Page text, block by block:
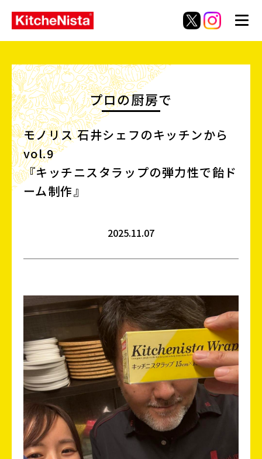
プロの厨房で
モノリス 石井シェフのキッチンから
vol.9
『キッチニスタラップの弾力性で飴ド
ーム制作』
2025.11.07